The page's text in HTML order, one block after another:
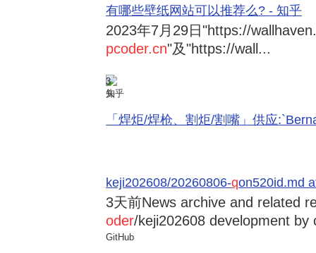
有哪些壁纸网站可以推荐么? - 知乎
2023年7月29日 "https://
pcoder.cn"及"https://wall...
3
知乎
「焊炬/焊枪、割炬/割嘴」供应
keji202608/20260806-qon520id.md
3天前News archive and related
oder/keji202608 development
GitHub